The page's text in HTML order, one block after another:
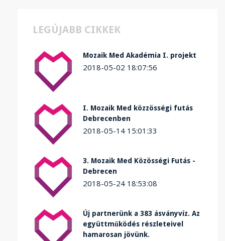
LEGÚJABB CIKKEK
Mozaik Med Akadémia I. projekt
2018-05-02 18:07:56
I. Mozaik Med közzösségi futás
Debrecenben
2018-05-14 15:01:33
3. Mozaik Med Közösségi Futás -
Debrecen
2018-05-24 18:53:08
Új partnerünk a 383 ásványvíz. Az
együttműködés részleteivel
hamarosan jövünk.